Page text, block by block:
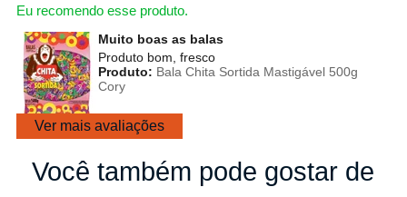
Eu recomendo esse produto.
Muito boas as balas
Produto bom, fresco
Produto: Bala Chita Sortida Mastigável 500g
Cory
Ver mais avaliações
Você também pode gostar de